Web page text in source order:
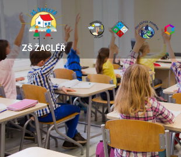
ZŠ ŽACLÉŘ